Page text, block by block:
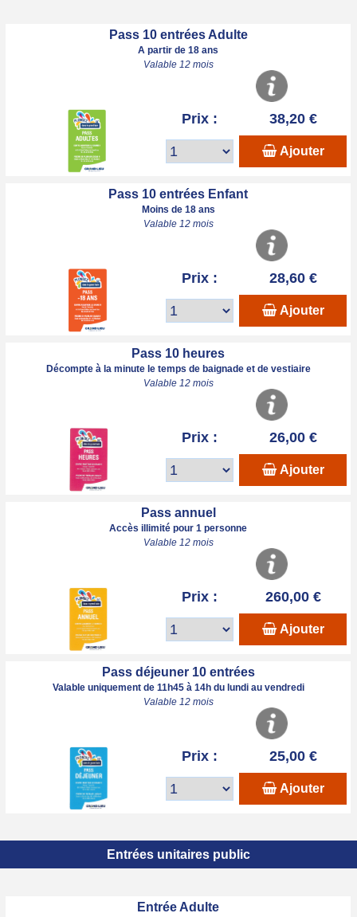
Pass 10 entrées Adulte
A partir de 18 ans
Valable 12 mois
Prix : 38,20 €
Ajouter
Pass 10 entrées Enfant
Moins de 18 ans
Valable 12 mois
Prix : 28,60 €
Ajouter
Pass 10 heures
Décompte à la minute le temps de baignade et de vestiaire
Valable 12 mois
Prix : 26,00 €
Ajouter
Pass annuel
Accès illimité pour 1 personne
Valable 12 mois
Prix : 260,00 €
Ajouter
Pass déjeuner 10 entrées
Valable uniquement de 11h45 à 14h du lundi au vendredi
Valable 12 mois
Prix : 25,00 €
Ajouter
Entrées unitaires public
Entrée Adulte